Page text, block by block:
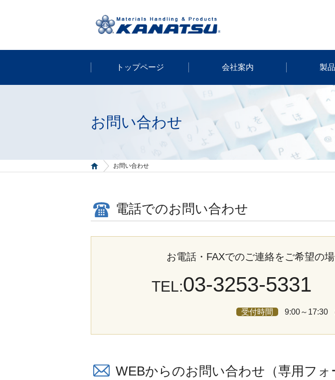
トップページ 会社案内 製
お問い合わせ
お問い合わせ
電話でのお問い合わせ
お電話・FAXでのご連絡をご希望の
TEL:03-3253-5331
受付時間 9:00～17:30
WEBからのお問い合わせ （専用フォ